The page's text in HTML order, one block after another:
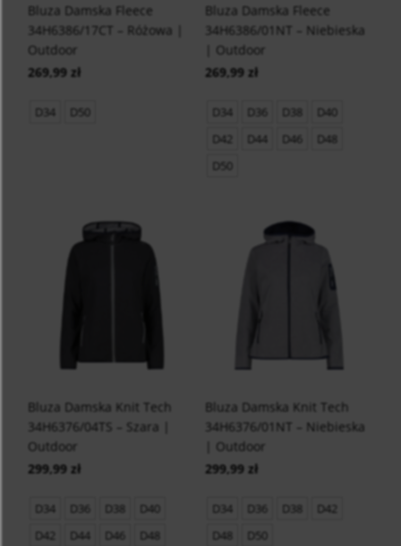
Bluza Damska Fleece
34H6386/17CT – Różowa |
Outdoor
269,99 zł
D34 D50
Bluza Damska Fleece
34H6386/01NT – Niebieska
| Outdoor
269,99 zł
D34 D36 D38
D40
D42
D44 D46
D48
D50
Bluza Damska Knit Tech
34H6376/04TS – Szara |
Outdoor
299,99 zł
D34 D36 D38
D40
D42
D44 D46
D48
Bluza Damska Knit Tech
34H6376/01NT – Niebieska
| Outdoor
299,99 zł
D34 D36 D38
D42
D48
D50